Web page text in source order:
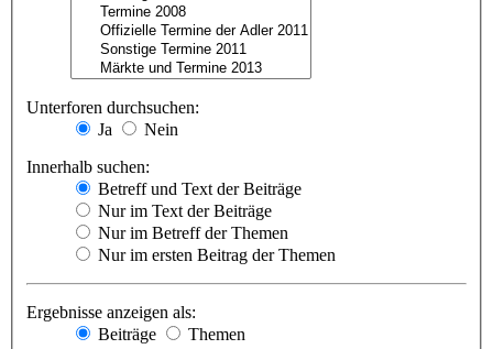
Unterforen durchsuchen:
Ja
Nein
Innerhalb suchen:
Betreff und Text der Beiträge
Nur im Text der Beiträge
Nur im Betreff der Themen
Nur im ersten Beitrag der Themen
Ergebnisse anzeigen als:
Beiträge
Themen